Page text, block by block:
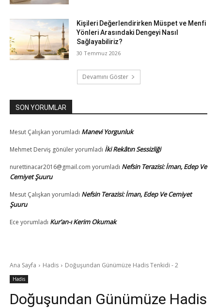
Kişileri Değerlendirirken Müspet ve Menfi
Yönleri Arasındaki Dengeyi Nasıl
Sağlayabiliriz?
30 Temmuz 2026
Devamını Göster
SON YORUMLAR
Mesut Çalışkan yorumladı Manevi Yorgunluk
Mehmet Derviş gönüleryorumladı İki Rekâtın Sessizliği
nurettinacar2016@gmail.com yorumladı Nefsin Terazisi: İman, Edep Ve
Cemiyet Şuuru
Mesut Çalışkan yorumladı Nefsin Terazisi: İman, Edep Ve Cemiyet
Şuuru
Ece yorumladı Kur’an-ı Kerim Okumak